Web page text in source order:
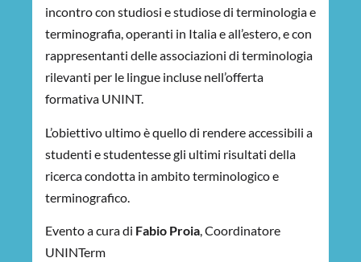
incontro con studiosi e studiose di terminologia e
terminografia, operanti in Italia e all’estero, e con
rappresentanti delle associazioni di terminologia
rilevanti per le lingue incluse nell’offerta
formativa UNINT.
L’obiettivo ultimo è quello di rendere accessibili a
studenti e studentesse gli ultimi risultati della
ricerca condotta in ambito terminologico e
terminografico.
Evento a cura di Fabio Proia,Coordinatore
UNINTerm